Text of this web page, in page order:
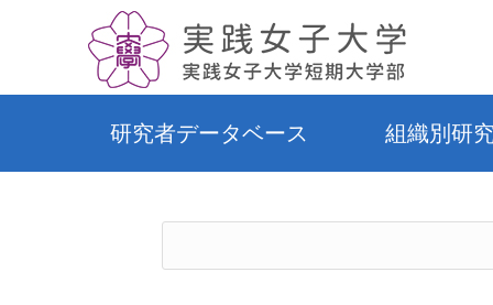
研究者データベース 組織別研